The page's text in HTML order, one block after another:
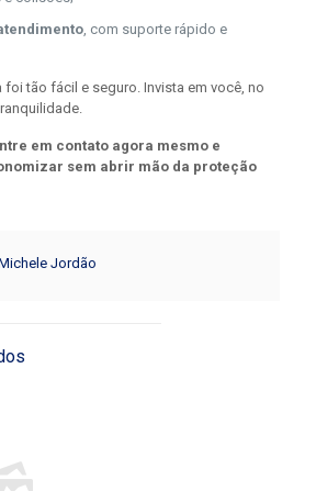
, com suporte rápido e
tão fácil e seguro. Invista em você, no
em contato agora mesmo e
sem abrir mão da proteção
Jordão